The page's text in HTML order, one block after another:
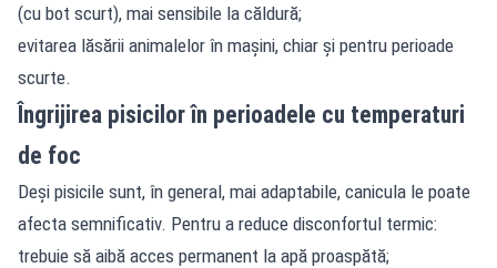
(cu bot scurt), mai sensibile la căldură;
evitarea lăsării animalelor în mașini, chiar și pentru perioade
scurte.
Îngrijirea pisicilor în perioadele cu temperaturi
de foc
Deși pisicile sunt, în general, mai adaptabile, canicula le poate
afecta semnificativ. Pentru a reduce disconfortul termic:
trebuie să aibă acces permanent la apă proaspătă;